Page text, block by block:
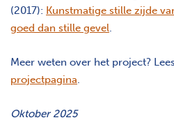
(2017): Kunstmatige stille zijde
goed dan stille gevel.
Meer weten over het project?
projectpagina.
Oktober 2025